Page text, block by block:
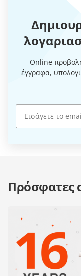
Online
έγγραφα,
Πρόσφατες